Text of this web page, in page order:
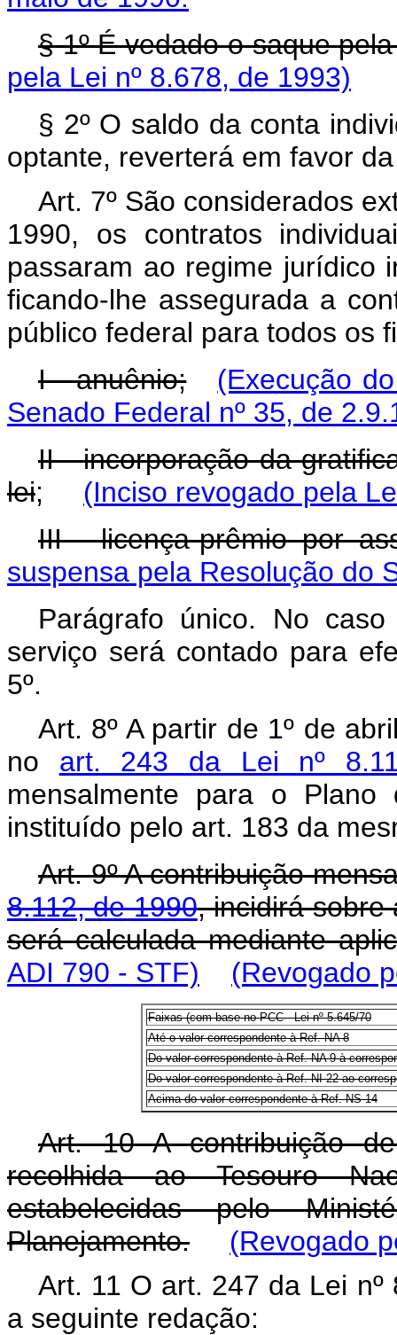
§ 1º É vedado o saque
pela Lei nº 8.678, de 1993)
§ 2º O saldo da conta
optante, reverterá em favor
Art. 7º São considerados
1990, os contratos
passaram ao regime jurídico
ficando-lhe assegurada a
público federal para todos os
I - anuênio;
(Execução
Senado Federal nº 35, de
II - incorporação da
lei; (Inciso revogado pela
III - licença-prêmio por
suspensa pela Resolução do
Parágrafo único. No
serviço será contado para
5º.
Art. 8º A partir de 1º de
no art. 243 da Lei nº
mensalmente para o Plano
instituído pelo art. 183 da
Art. 9º A contribuição
8.112, de 1990, incidirá sobre
será calculada mediante
ADI 790 - STF)
(Revogado
Faixas (com base no PCC - Lei nº 5.645/70
Até o valor correspondente à Ref. NA 8
Do valor correspondente à Ref. NA 9 à
Do valor correspondente à Ref. NI 22 ao
Acima do valor correspondente à Ref. NS 14
Art. 10 A contribuição
recolhida ao Tesouro
estabelecidas pelo
Planejamento.
(Revogado
Art. 11 O art. 247 da Lei
a seguinte redação: